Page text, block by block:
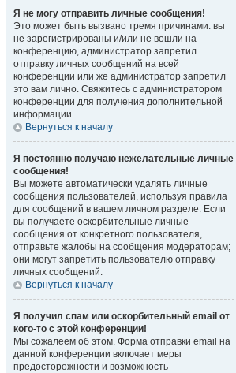
Я не могу отправить личные сообщения!
Это может быть вызвано тремя причинами: вы
не зарегистрированы и/или не вошли на
конференцию, администратор запретил
отправку личных сообщений на всей
конференции или же администратор запретил
это вам лично. Свяжитесь с администратором
конференции для получения дополнительной
информации.
Вернуться к началу
Я постоянно получаю нежелательные личные
сообщения!
Вы можете автоматически удалять личные
сообщения пользователей, используя правила
для сообщений в вашем личном разделе. Если
вы получаете оскорбительные личные
сообщения от конкретного пользователя,
отправьте жалобы на сообщения модераторам;
они могут запретить пользователю отправку
личных сообщений.
Вернуться к началу
Я получил спам или оскорбительный email от
кого-то с этой конференции!
Мы сожалеем об этом. Форма отправки email на
данной конференции включает меры
предосторожности и возможность